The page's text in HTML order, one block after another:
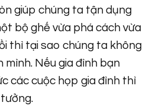
giúp chúng ta tận dụng
bộ ghế vừa phá cách vừa
thì tại sao chúng ta không
mình. Nếu gia đình bạn
các cuộc họp gia đình thì